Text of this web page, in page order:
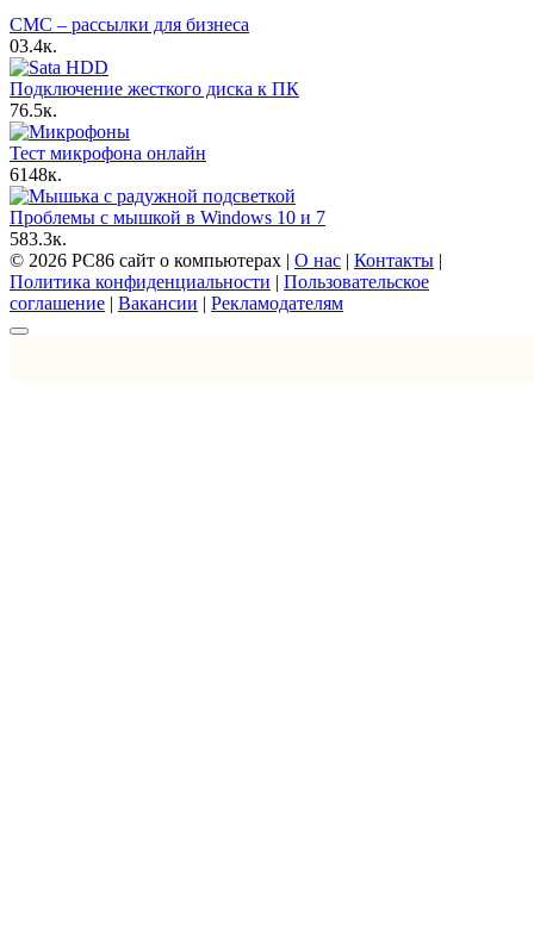
СМС – рассылки для бизнеса
03.4к.
Подключение жесткого диска к ПК
76.5к.
Тест микрофона онлайн
6148к.
Проблемы с мышкой в Windows 10 и 7
583.3к.
© 2026 PC86 сайт о компьютерах | О нас | Контакты |
Политика конфиденциальности | Пользовательское
соглашение | Вакансии | Рекламодателям